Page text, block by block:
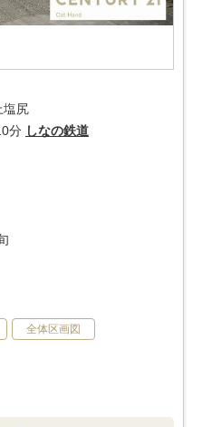
塩尻
分 しなの鉄道
全体区画図